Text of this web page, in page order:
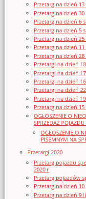
Przetarg na dzień
Przetarg na dzień
Przetarg na dzień 6
Przetarg na dzień 5
Przetarg na dzień 25
Przetarg na dzień
Przetarg na dzień
Przetargi na dzień
Przetargi na dzień
Przetargi na dzień
Przetargi na dzień
Przetargi na dzień
Przetarg na dzień
OGŁOSZENIE O
SPRZEDAŻ
OGŁOSZENIE O
PISEMNYM NA
Przetargi 2020
Przetarg pojazdu
2020 r
Przetarg pojazdów
Przetarg na dzień
Przetarg na dzień 9